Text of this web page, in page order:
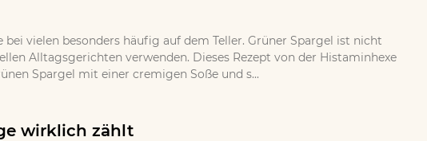
vielen besonders häufig auf dem Teller. Grüner Spargel ist nicht
Alltagsgerichten verwenden. Dieses Rezept von der Histaminhexe
Spargel mit einer cremigen Soße und s...
wirklich zählt